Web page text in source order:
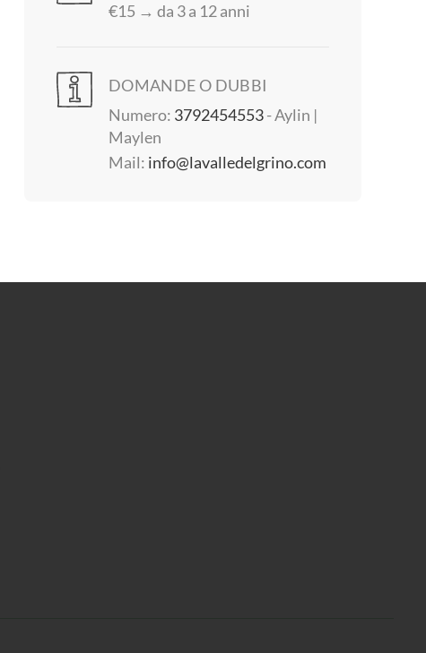
€15 → da 3 a 12 anni
DOMANDE O DUBBI
Numero: 3792454553- Aylin |
Maylen
Mail: info@lavalledelgrino.com